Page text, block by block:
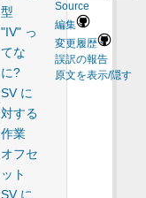
Source
編集
変更履歴
誤訳の報告
原文を表示/隠す
型
"IV" っ
てな
に?
SV に
対する
作業
オフセ
ット
SV に